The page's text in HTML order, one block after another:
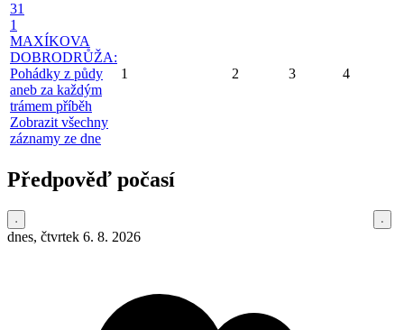
31
1
MAXÍKOVA
DOBRODRŮŽA:
Pohádky z půdy
aneb za každým
trámem příběh
Zobrazit všechny
záznamy ze dne
1 2 3 4
Předpověď počasí
dnes, čtvrtek 6. 8. 2026